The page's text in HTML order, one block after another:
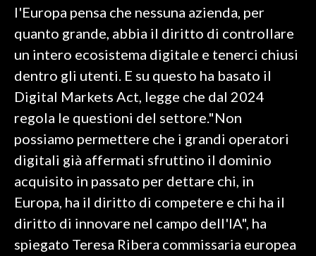
SARDEGNA TURISMO
#CARAUNIONE
3 MINUTI CON
INSULARITÀ
INFO AZIENDE
ABBONATI
l'Europa pensa che nessuna azienda, per
quanto grande, abbia il diritto di controllare
un intero ecosistema digitale e tenerci chiusi
dentro gli utenti. E su questo ha basato il
Digital Markets Act, legge che dal 2024
regola le questioni del settore."Non
possiamo permettere che i grandi operatori
digitali già affermati sfruttino il dominio
acquisito in passato per dettare chi, in
Europa, ha il diritto di competere e chi ha il
diritto di innovare nel campo dell'IA", ha
spiegato Teresa Ribera commissaria europea